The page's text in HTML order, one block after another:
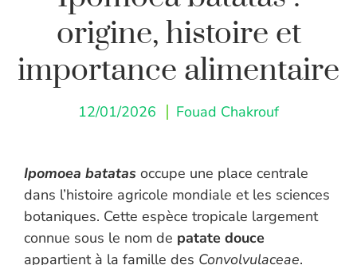
origine, histoire et
importance alimentaire
12/01/2026 Fouad Chakrouf
Ipomoea batatas occupe une place centrale
dans l’histoire agricole mondiale et les sciences
botaniques. Cette espèce tropicale largement
connue sous le nom de patate douce
appartient à la famille des Convolvulaceae.